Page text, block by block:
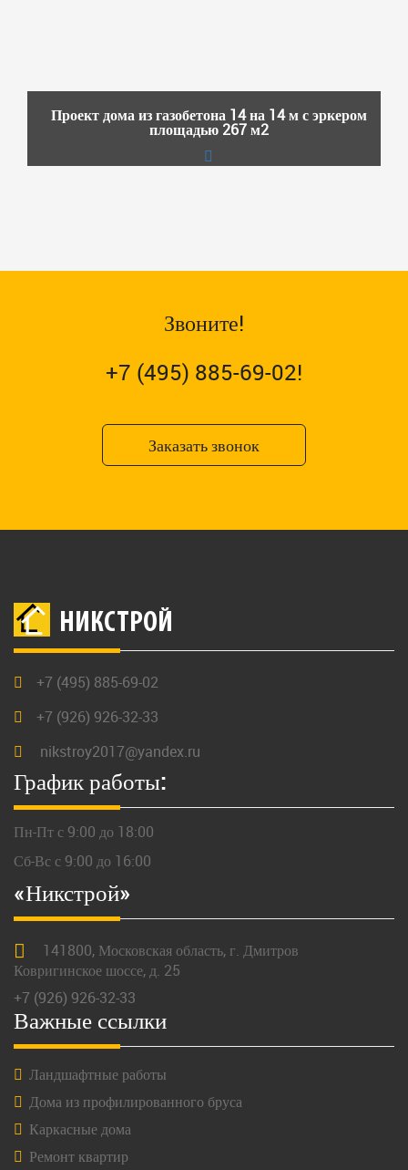
Проект дома из газобетона 14 на 14 м с эркером
площадью 267 м2
Звоните!
+7 (495) 885-69-02!
Заказать звонок
НИКСТРОЙ
+7 (495) 885-69-02
+7 (926) 926-32-33
nikstroy2017@yandex.ru
График работы:
Пн-Пт с 9:00 до 18:00
Сб-Вс с 9:00 до 16:00
«Никстрой»
141800, Московская область, г. Дмитров
Ковригинское шоссе, д. 25
+7 (926) 926-32-33
Важные ссылки
Ландшафтные работы
Дома из профилированного бруса
Каркасные дома
Ремонт квартир